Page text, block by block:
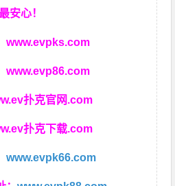
安心！
www.evpks.com
www.evp86.com
扑克官网.com
扑克下载.com
www.evpk66.com